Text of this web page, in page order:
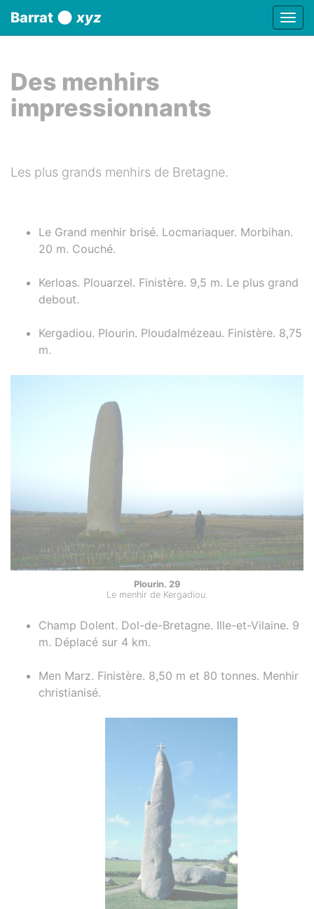
Barrat xyz
Des menhirs
impressionnants
Les plus grands menhirs de Bretagne.
Le Grand menhir brisé. Locmariaquer. Morbihan.
20 m. Couché.
Kerloas. Plouarzel. Finistère. 9,5 m. Le plus grand
debout.
Kergadiou. Plourin. Ploudalmézeau. Finistère. 8,75
m.
Plourin. 29
Le menhir de Kergadiou.
Champ Dolent. Dol-de-Bretagne. Ille-et-Vilaine. 9
m. Déplacé sur 4 km.
Men Marz. Finistère. 8,50 m et 80 tonnes. Menhir
christianisé.
Panneau de gestion des cookies